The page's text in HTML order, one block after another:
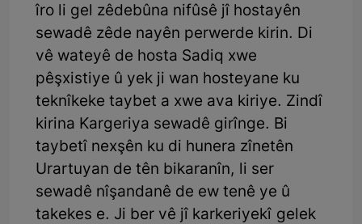
îro li gel zêdebûna nifûsê jî hostayên
sewadê zêde nayên perwerde kirin. Di
vê wateyê de hosta Sadiq xwe
pêşxistiye û yek ji wan hosteyane ku
teknîkeke taybet a xwe ava kiriye. Zindî
kirina Kargeriya sewadê girînge. Bi
taybetî nexşên ku di hunera zînetên
Urartuyan de tên bikaranîn, li ser
sewadê nîşandanê de ew tenê ye û
takekes e. Ji ber vê jî karkeriyekî gelek